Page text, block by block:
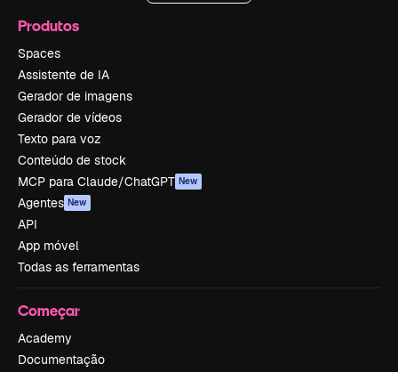
Produtos
Spaces
Assistente de IA
Gerador de imagens
Gerador de vídeos
Texto para voz
Conteúdo de stock
MCP para Claude/ChatGPT New
Agentes New
API
App móvel
Todas as ferramentas
Começar
Academy
Documentação